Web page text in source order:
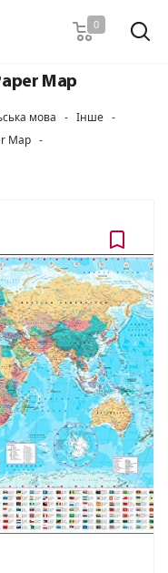
0
Map
мова - Інше -
Map -